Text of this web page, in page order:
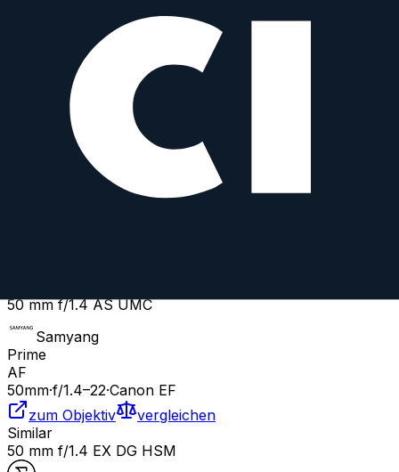
2.8
Canon EF
zum Objektiv
vergleichen
Xeen 50 mm T1.5
50 mm f/1.4 AS UMC
Samyang
Prime
AF
50mm·f/1.4–22·Canon EF
zum Objektiv
vergleichen
Similar
50 mm f/1.4 EX DG HSM